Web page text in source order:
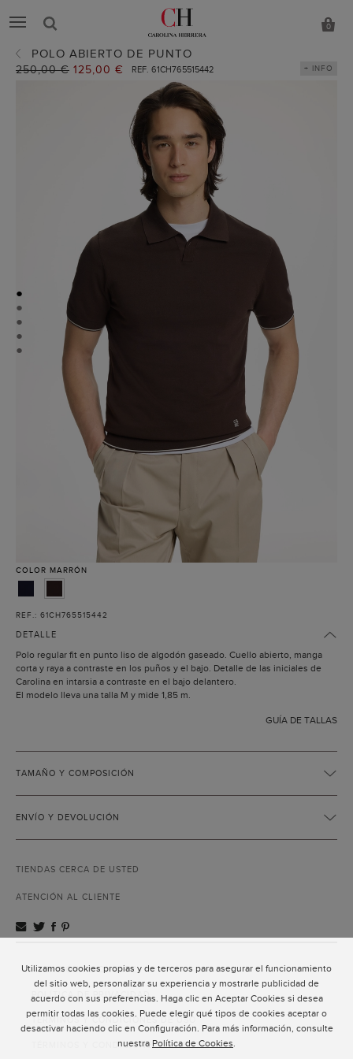
Utilizamos cookies propias y de terceros para asegurar el funcionamiento
del sitio web, personalizar su experiencia y mostrarle publicidad de
acuerdo con sus preferencias. Haga clic en Aceptar Cookies si desea
permitir todas las cookies. Puede elegir qué tipos de cookies aceptar o
desactivar haciendo clic en Configuración. Para más información, consulte
nuestra Política de Cookies.
0
POLO ABIERTO DE PUNTO
Precio
250,00 € Precio
125,00 € REF. 61CH765515442 + INFO
●
●
●
●
●
COLOR MARRÓN
REF.: 61CH765515442
DETALLE
Polo regular fit en punto liso de algodón gaseado. Cuello abierto, manga
corta y raya a contraste en los puños y el bajo. Detalle de las iniciales de
Carolina en intarsia a contraste en el bajo delantero.
El modelo lleva una talla M y mide 1,85 m.
GUÍA DE TALLAS
TAMAÑO Y COMPOSICIÓN
ENVÍO Y DEVOLUCIÓN
TIENDAS CERCA DE USTED
ATENCIÓN AL CLIENTE
ATENCIÓN AL CLIENTE
POLÍTICA DE PRIVACIDAD
TÉRMINOS Y CONDICIONES DE USO
TÉRMINOS Y CONDICIONES DE VENTA